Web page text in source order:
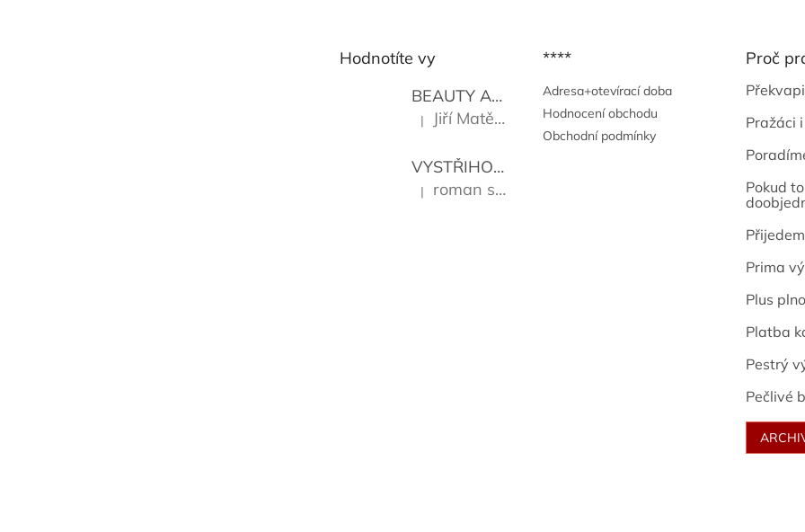
Hodnotíte vy
BEAUTY AND THE BEAT
Go Go's
Hodnocení produktu je 5 z 5 hvězdiček.
| Jiří Matějů
VYSTŘIHOVÁNKY - PRAŽSKÉ PAMÁTKY Kropáček
Hodnocení produktu je 5 z 5 hvězdiček.
| roman sekanina
****
Adresa+otevírací doba
Hodnocení obchodu
Obchodní podmínky
Proč
Pražáci
Pokud
Prima
Plus
Platba
Pestrý
Pečlivé